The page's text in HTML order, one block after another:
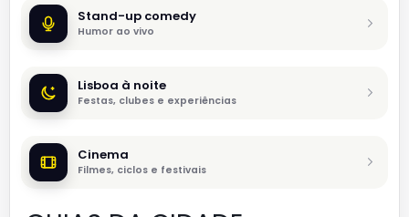
Stand-up comedy
Humor ao vivo
Lisboa à noite
Festas, clubes e experiências
Cinema
Filmes, ciclos e festivais